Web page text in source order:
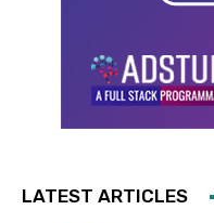
LATEST ARTICLES